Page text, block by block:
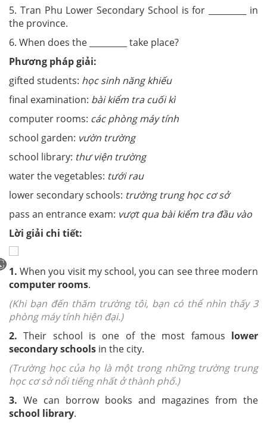
5. Tran Phu Lower Secondary School is for _________ in
the province.
6. When does the _________ take place?
Phương pháp giải:
gifted students: học sinh năng khiếu
final examination: bài kiểm tra cuối kì
computer rooms: các phòng máy tính
school garden: vườn trường
school library: thư viện trường
water the vegetables: tưới rau
lower secondary schools: trường trung học cơ sở
pass an entrance exam: vượt qua bài kiểm tra đầu vào
Lời giải chi tiết:
1. When you visit my school, you can see three modern
computer rooms.
(Khi bạn đến thăm trường tôi, bạn có thể nhìn thấy 3
phòng máy tính hiện đại.)
2. Their school is one of the most famous lower
secondary schools in the city.
(Trường học của họ là một trong những trường trung
học cơ sở nổi tiếng nhất ở thành phố.)
3. We can borrow books and magazines from the
school library.